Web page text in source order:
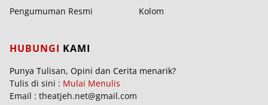
Pengumuman Resmi
Kolom
HUBUNGI KAMI
Punya Tulisan, Opini dan Cerita menarik?
Tulis di sini : Mulai Menulis
Email : theatjeh.net@gmail.com